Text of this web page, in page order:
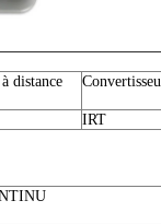
distance
IRT